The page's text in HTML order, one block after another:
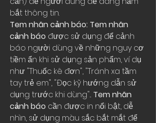
bắt thông tin.
Tem nhãn cảnh báo: Tem nhãn
cảnh báo được sử dụng để cảnh
báo người dùng về những nguy cơ
tiềm ẩn khi sử dụng sản phẩm, ví dụ
như "Thuốc kê đơn", "Tránh xa tầm
tay trẻ em", "Đọc kỹ hướng dẫn sử
dụng trước khi dùng"... Tem nhãn
cảnh báo cần được in nổi bật, dễ
nhìn, sử dụng màu sắc bắt mắt để